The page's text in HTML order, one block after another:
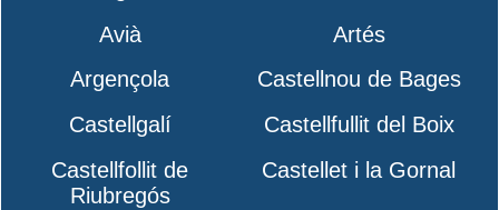
Avià
Artés
Argençola
Castellnou de Bages
Castellgalí
Castellfullit del Boix
Castellfollit de
Riubregós
Castellet i la Gornal